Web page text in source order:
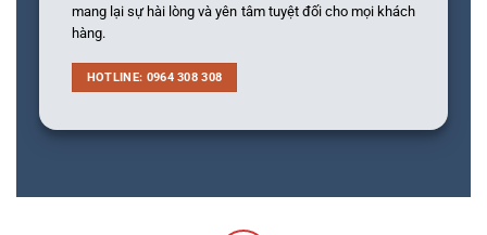
mang lại sự hài lòng và yên tâm tuyệt đối cho mọi khách
hàng.
HOTLINE: 0964 308 308